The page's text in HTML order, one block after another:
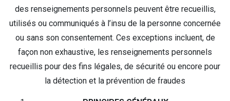
des renseignements personnels peuvent être recueillis,
utilisés ou communiqués à l’insu de la personne concernée
ou sans son consentement. Ces exceptions incluent, de
façon non exhaustive, les renseignements personnels
recueillis pour des fins légales, de sécurité ou encore pour
la détection et la prévention de fraudes